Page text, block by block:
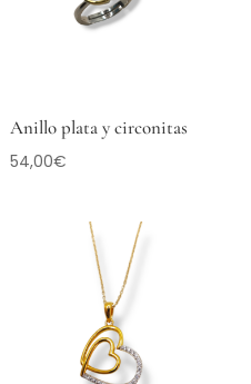
Anillo plata y circonitas
54,00€